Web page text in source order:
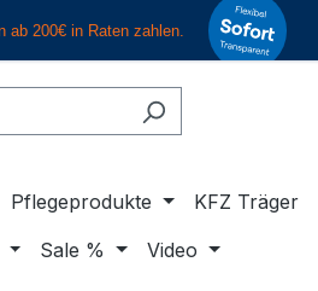
Pflegeprodukte KFZ Träger
Sale % Video